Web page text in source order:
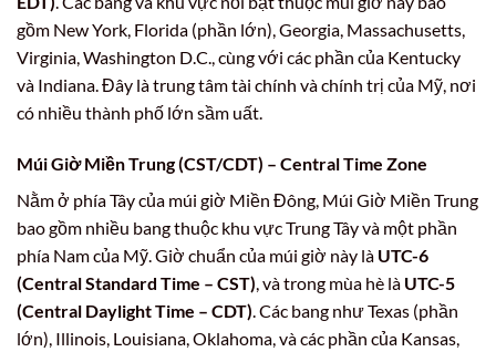
gồm New York, Florida (phần lớn), Georgia, Massachusetts,
Virginia, Washington D.C., cùng với các phần của Kentucky
và Indiana. Đây là trung tâm tài chính và chính trị của Mỹ, nơi
có nhiều thành phố lớn sầm uất.
Múi Giờ Miền Trung (CST/CDT) – Central Time Zone
Nằm ở phía Tây của múi giờ Miền Đông, Múi Giờ Miền Trung
bao gồm nhiều bang thuộc khu vực Trung Tây và một phần
phía Nam của Mỹ. Giờ chuẩn của múi giờ này là UTC-6
(Central Standard Time – CST), và trong mùa hè là UTC-5
(Central Daylight Time – CDT). Các bang như Texas (phần
lớn), Illinois, Louisiana, Oklahoma, và các phần của Kansas,